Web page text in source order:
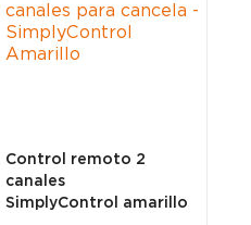
Control remoto 2
canales
SimplyControl amarillo